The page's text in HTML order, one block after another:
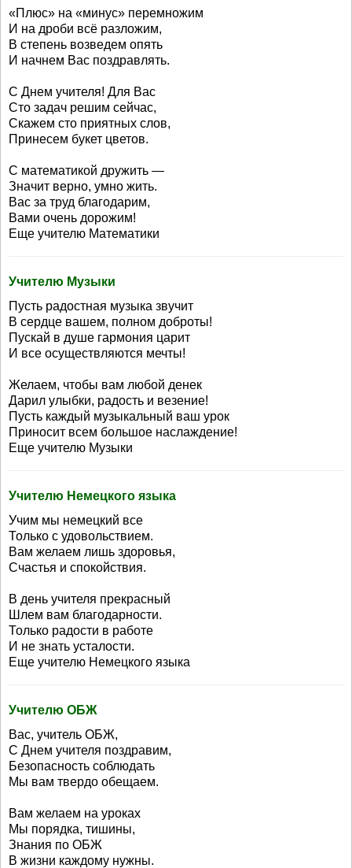
«Плюс» на «минус» перемножим
И на дроби всё разложим,
В степень возведем опять
И начнем Вас поздравлять.
С Днем учителя! Для Вас
Сто задач решим сейчас,
Скажем сто приятных слов,
Принесем букет цветов.
С математикой дружить —
Значит верно, умно жить.
Вас за труд благодарим,
Вами очень дорожим!
Еще учителю Математики
Учителю Музыки
Пусть радостная музыка звучит
В сердце вашем, полном доброты!
Пускай в душе гармония царит
И все осуществляются мечты!
Желаем, чтобы вам любой денек
Дарил улыбки, радость и везение!
Пусть каждый музыкальный ваш урок
Приносит всем большое наслаждение!
Еще учителю Музыки
Учителю Немецкого языка
Учим мы немецкий все
Только с удовольствием.
Вам желаем лишь здоровья,
Счастья и спокойствия.
В день учителя прекрасный
Шлем вам благодарности.
Только радости в работе
И не знать усталости.
Еще учителю Немецкого языка
Учителю ОБЖ
Вас, учитель ОБЖ,
С Днем учителя поздравим,
Безопасность соблюдать
Мы вам твердо обещаем.
Вам желаем на уроках
Мы порядка, тишины,
Знания по ОБЖ
В жизни каждому нужны.